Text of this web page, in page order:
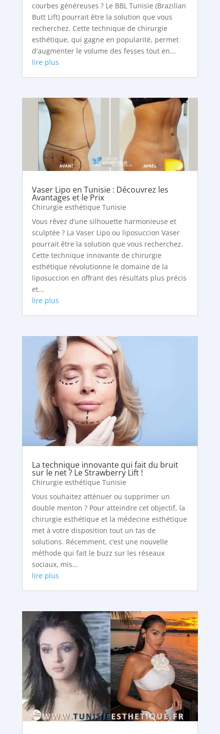
courbes généreuses ? Le BBL Tunisie (Brazilian
Butt Lift) pourrait être la solution que vous
recherchez. Cette technique de chirurgie
esthétique, qui gagne en popularité, permet
d'augmenter le volume des fesses tout en...
lire plus
Vaser Lipo en Tunisie : Découvrez les
Avantages et le Prix
Chirurgie esthétique Tunisie
Vous rêvez d’une silhouette harmonieuse et
sculptée ? La Vaser Lipo ou liposuccion Vaser
pourrait être la solution que vous recherchez.
Cette technique innovante de chirurgie
esthétique révolutionne le domaine de la
liposuccion en offrant des résultats plus précis
et...
lire plus
La technique innovante qui fait du bruit
sur le net ? Le Strawberry Lift !
Chirurgie esthétique Tunisie
Vous souhaitez atténuer ou supprimer un
double menton ? Pour atteindre cet objectif, la
chirurgie esthétique et la médecine esthétique
met à votre disposition tout un tas de
solutions. Récemment, c’est une nouvelle
méthode qui fait le buzz sur les réseaux
sociaux, mis...
lire plus